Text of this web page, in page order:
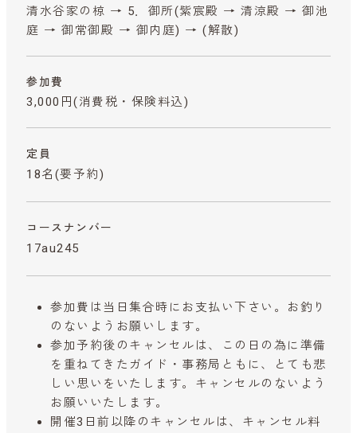
清水谷家の椋 → 5．御所(紫宸殿 → 清涼殿 → 御池
庭 → 御常御殿 → 御内庭) → (解散)
参加費
3,000円 (消費税・保険料込)
定員
18名(要予約)
コースナンバー
17au245
参加費は当日集合時にお支払い下さい。お釣り
のないようお願いします。
参加予約後のキャンセルは、この日の為に準備
を重ねてきたガイド・事務局ともに、とても悲
しい思いをいたします。キャンセルのないよう
お願いいたします。
開催3日前以降のキャンセルは、キャンセル料